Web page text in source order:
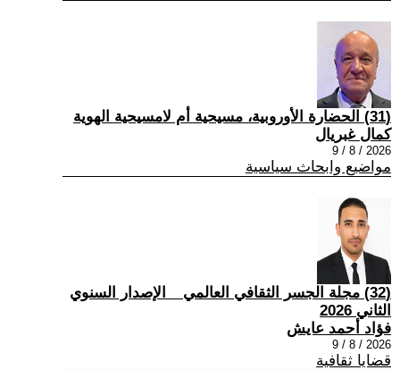
(31) الحضارة الأوروبية، مسيحية أم لامسيحية الهوية
كمال غبريال
2026 / 8 / 9
مواضيع وابحاث سياسية
(32) مجلة الجسر الثقافي العالمي _ الإصدار السنوي
الثاني 2026
فؤاد أحمد عايش
2026 / 8 / 9
قضايا ثقافية